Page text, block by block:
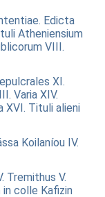
Edicta
Atheniensium
VIII.
XI.
Varia XIV.
XVI. Tituli alieni
Koilaníou IV.
Tremithus V.
in colle Kafizin